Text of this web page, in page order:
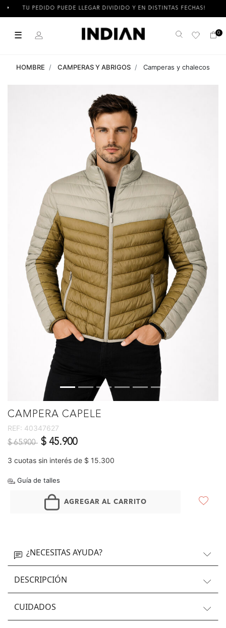
TU PEDIDO PUEDE LLEGAR DIVIDIDO Y EN DISTINTAS FECHAS!
☰ Buscar 0
HOMBRE CAMPERAS Y ABRIGOS Camperas y chalecos
CAMPERA CAPELE
REF: 40347627
Precio reducido de
$ 65.900 a$ 45.900
3 cuotas sin interés de $ 15.300
Guía de talles
AGREGAR AL CARRITO
¿NECESITAS AYUDA?
DESCRIPCIÓN
CUIDADOS